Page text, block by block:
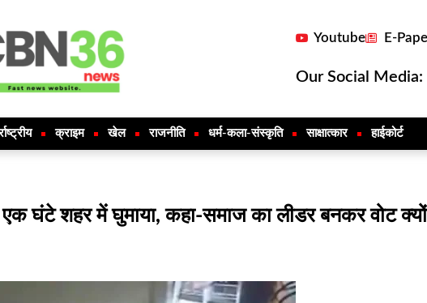
Youtube E-
Our Social Media:
क्राइम खेल राजनीति धर्म-कला-संस्कृति साक्षात्कार हाईकोर्ट
घंटे शहर में घुमाया, कहा-समाज का लीडर बनकर वोट क्यों